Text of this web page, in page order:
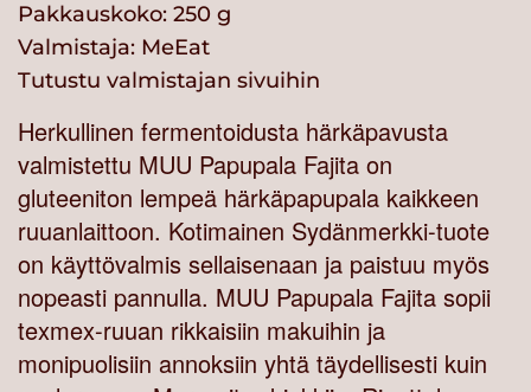
Pakkauskoko: 250 g
Valmistaja: MeEat
Tutustu valmistajan sivuihin
Herkullinen fermentoidusta härkäpavusta
valmistettu MUU Papupala Fajita on
gluteeniton lempeä härkäpapupala kaikkeen
ruuanlaittoon. Kotimainen Sydänmerkki-tuote
on käyttövalmis sellaisenaan ja paistuu myös
nopeasti pannulla. MUU Papupala Fajita sopii
texmex-ruuan rikkaisiin makuihin ja
monipuolisiin annoksiin yhtä täydellisesti kuin